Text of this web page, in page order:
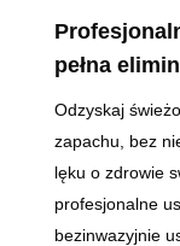
pełna
Odzyskaj
zapachu, bez
lęku o zdrowie
profesjonalne
bezinwazyjnie